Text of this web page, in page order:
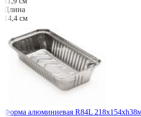
Длина
14,4 см
Форма алюминиевая R84L